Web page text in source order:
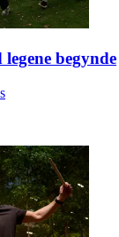
begynde